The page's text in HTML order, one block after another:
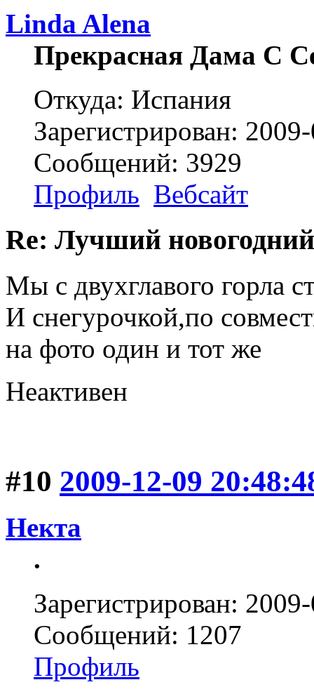
Linda Alena
Прекрасная Дама С
Откуда: Испания
Зарегистрирован:
Сообщений: 3929
Профиль Вебсайт
Re: Лучший
Мы с двухглавого горла
И снегурочкой,по
на фото один и тот же
Неактивен
#10 2009-12-09
Некта
.
Зарегистрирован:
Сообщений: 1207
Профиль